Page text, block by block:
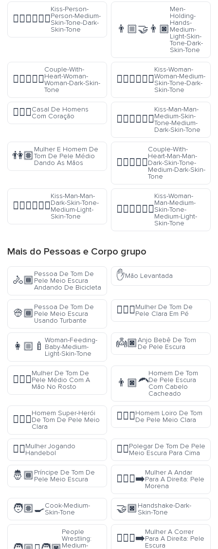
🧑🏽‍❤️‍💋‍🧑🏿
Kiss-Person-
Person-Medium-
Skin-Tone-Dark-
Skin-Tone
👨🏼‍🤝‍👨🏿
Men-
Holding-
Hands-
Medium-
Light-Skin-
Tone-Dark-
Skin-Tone
👩🏿‍❤️‍👩🏿
Couple-With-
Heart-Woman-
Woman-Dark-Skin-
Tone
👩🏽‍❤️‍💋‍👩🏿
Kiss-Woman-
Woman-Medium-
Skin-Tone-Dark-
Skin-Tone
👨‍❤️‍👨Casal De Homens
Com Coração
👨🏽‍❤️‍💋‍👨🏾
Kiss-Man-Man-
Medium-Skin-
Tone-Medium-
Dark-Skin-Tone
👫🏽
Mulher E Homem De
Tom De Pele Médio
Dando As Mãos
👨🏿‍❤️‍👨🏾
Couple-With-
Heart-Man-Man-
Dark-Skin-Tone-
Medium-Dark-Skin-
Tone
👨🏿‍❤️‍💋‍👨🏼
Kiss-Man-Man-
Dark-Skin-Tone-
Medium-Light-
Skin-Tone
👩🏽‍❤️‍💋‍👨🏼
Kiss-Woman-
Man-Medium-
Skin-Tone-
Medium-Light-
Skin-Tone
Mais do Pessoas e Corpo grupo
🚴🏾
Pessoa De Tom De
Pele Meio Escura
Andando De Bicicleta
✋Mão Levantada
👳🏾
Pessoa De Tom De
Pele Meio Escura
Usando Turbante
🧍🏻‍♀️Mulher De Tom De
Pele Clara Em Pé
👩🏼‍🍼
Woman-Feeding-
Baby-Medium-
Light-Skin-Tone
👼🏿Anjo Bebê De Tom
De Pele Escura
🤦🏽‍♀️
Mulher De Tom De
Pele Médio Com A
Mão No Rosto
👨🏿‍🦱
Homem De Tom
De Pele Escura
Com Cabelo
Cacheado
🦸🏼‍♂️
Homem Super-Herói
De Tom De Pele Meio
Clara
👱🏼‍♂️Homem Loiro De Tom
De Pele Meio Clara
🤾‍♀️Mulher Jogando
Handebol
👍🏾Polegar De Tom De Pele
Meio Escura Para Cima
🤴🏾Príncipe De Tom De
Pele Meio Escura
🚶🏽‍♀️‍➡️
Mulher A Andar
Para A Direita: Pele
Morena
🧑🏽‍🍳Cook-Medium-
Skin-Tone
🤝🏿Handshake-Dark-
Skin-Tone
People
Wrestling:
Medium-
🏃🏿‍♀️‍➡️
Mulher A Correr
Para A Direita: Pele
Escura